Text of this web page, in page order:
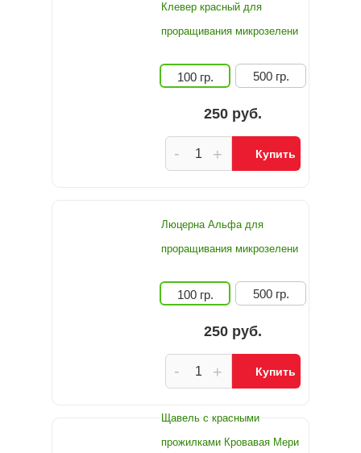
Клевер красный для
проращивания микрозелени
100 гр. 500 гр.
250 руб.
+
- Купить
Люцерна Альфа для
проращивания микрозелени
100 гр. 500 гр.
250 руб.
+
- Купить
Щавель с красными
прожилками Кровавая Мери